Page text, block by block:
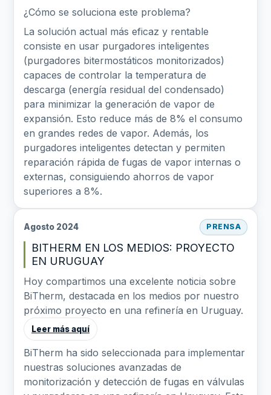
¿Cómo se soluciona este problema?
La solución actual más eficaz y rentable
consiste en usar purgadores inteligentes
(purgadores bitermostáticos monitorizados)
capaces de controlar la temperatura de
descarga (energía residual del condensado)
para minimizar la generación de vapor de
expansión. Esto reduce más de 8% el consumo
en grandes redes de vapor. Además, los
purgadores inteligentes detectan y permiten
reparación rápida de fugas de vapor internas o
externas, consiguiendo ahorros de vapor
superiores a 8%.
Agosto 2024 PRENSA
BITHERM EN LOS MEDIOS: PROYECTO
EN URUGUAY
Hoy compartimos una excelente noticia sobre
BiTherm, destacada en los medios por nuestro
próximo proyecto en una refinería en Uruguay.
Leer más aquí
BiTherm ha sido seleccionada para implementar
nuestras soluciones avanzadas de
monitorización y detección de fugas en válvulas